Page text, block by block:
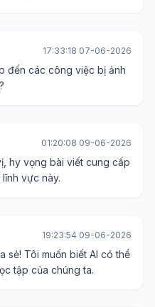
17:33:18 07-06-2026
đến các công việc bị ảnh
01:20:08 09-06-2026
hy vọng bài viết cung cấp
vực này.
19:23:54 09-06-2026
sẻ! Tôi muốn biết AI có thể
tập của chúng ta.